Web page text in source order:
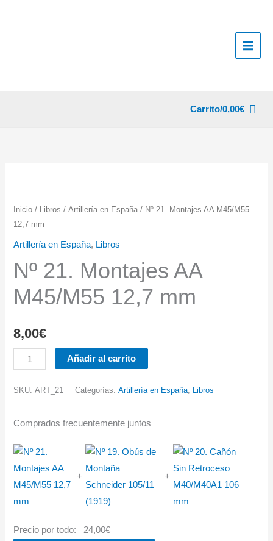
Carrito/0,00€
Inicio / Libros /Artillería en España / Nº 21. Montajes AA M45/M55
12,7 mm
Artillería en España, Libros
Nº 21. Montajes AA
M45/M55 12,7 mm
8,00€
21.
Montajes
M45/M55
mm
cantidad
Añadir al carrito
SKU:ART_21 Categorías:Artillería en España, Libros
Comprados frecuentemente juntos
+ +
Precio por todo: 24,00€